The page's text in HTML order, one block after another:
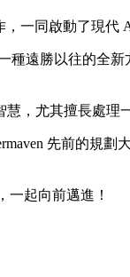
，一同啟動了現代
種遠勝以往的全
尤其擅長處理一
先前的規劃
一起向前邁進！